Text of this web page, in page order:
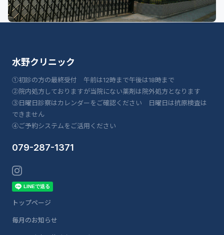
水野クリニック
①初診の方の最終受付 午前は12時まで午後は18時まで
②院内処方しておりますが当院にない薬剤は院外処方となります
③日曜日診察はカレンダーをご確認ください 日曜日は抗原検査は
できません
④ご予約システムをご活用ください
079-287-1371
トップページ
毎月のお知らせ